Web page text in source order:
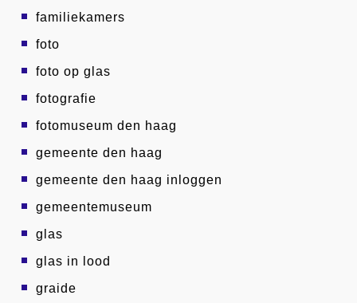
familiekamers
foto
foto op glas
fotografie
fotomuseum den haag
gemeente den haag
gemeente den haag inloggen
gemeentemuseum
glas
glas in lood
graide